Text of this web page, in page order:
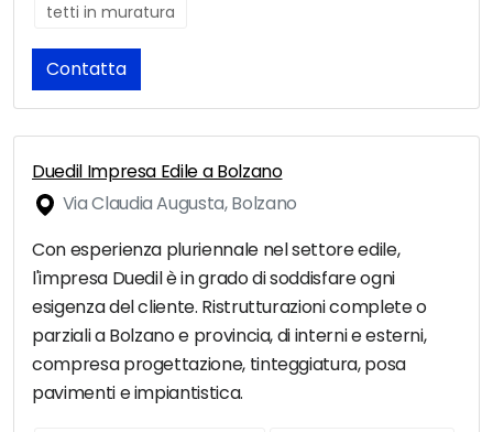
tetti in muratura
Contatta
Duedil Impresa Edile a Bolzano
Via Claudia Augusta, Bolzano
Con esperienza pluriennale nel settore edile,
l'impresa Duedil è in grado di soddisfare ogni
esigenza del cliente. Ristrutturazioni complete o
parziali a Bolzano e provincia, di interni e esterni,
compresa progettazione, tinteggiatura, posa
pavimenti e impiantistica.